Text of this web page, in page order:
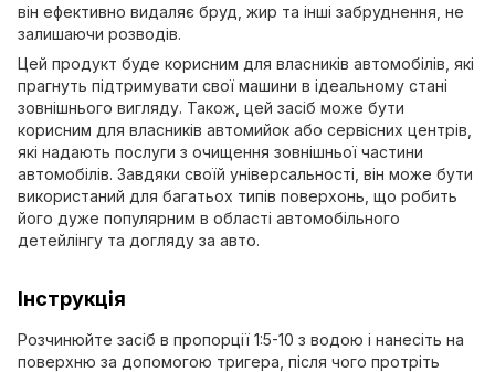
він ефективно видаляє бруд, жир та інші забруднення, не
залишаючи розводів.
Цей продукт буде корисним для власників автомобілів, які
прагнуть підтримувати свої машини в ідеальному стані
зовнішнього вигляду. Також, цей засіб може бути
корисним для власників автомийок або сервісних центрів,
які надають послуги з очищення зовнішньої частини
автомобілів. Завдяки своїй універсальності, він може бути
використаний для багатьох типів поверхонь, що робить
його дуже популярним в області автомобільного
детейлінгу та догляду за авто.
Інструкція
Розчинюйте засіб в пропорції 1:5-10 з водою і нанесіть на
поверхню за допомогою тригера, після чого протріть